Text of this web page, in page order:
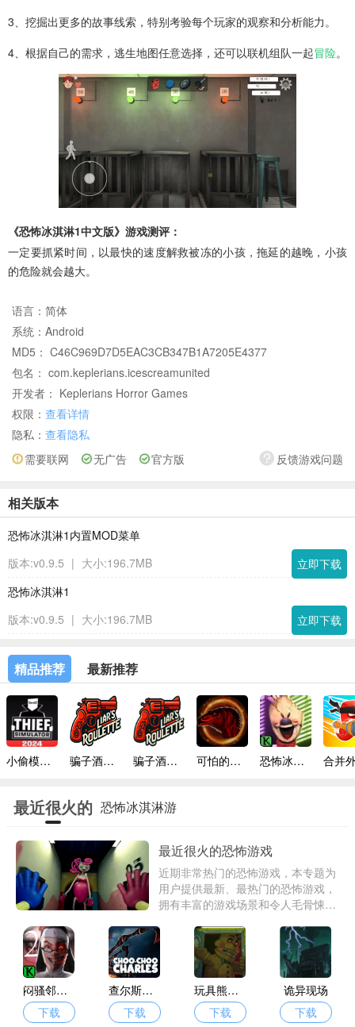
3、挖掘出更多的故事线索，特别考验每个玩家的观察和分析能力。
4、根据自己的需求，逃生地图任意选择，还可以联机组队一起冒险。
《恐怖冰淇淋1中文版》游戏测评：
一定要抓紧时间，以最快的速度解救被冻的小孩，拖延的越晚，小孩
的危险就会越大。
语言： 简体
系统： Android
MD5： C46C969D7D5EAC3CB347B1A7205E4377
包名： com.keplerians.icescreamunited
开发者： Keplerians Horror Games
权限： 查看详情
隐私： 查看隐私
反馈游戏问题
需要联网 无广告 官方版
相关版本
恐怖冰淇淋1内置MOD菜单
版本:v0.9.5 | 大小:196.7MB
立即下载
恐怖冰淇淋1
版本:v0.9.5 | 大小:196.7MB 立即下载
精品推荐 最新推荐
小偷模拟器2内置菜单MOD 骗子酒馆仿制版 骗子酒馆安卓版 可怕的爬行生物恐龙游戏 恐怖冰淇淋1内置MOD菜单
最近很火的 恐怖冰淇淋游
最近很火的恐怖游戏
近期非常热门的恐怖游戏，本专题为
用户提供最新、最热门的恐怖游戏，
拥有丰富的游戏场景和令人毛骨悚然
旅，必须小心躲避危险的怪物，自由
探索，成功逃离此处。喜欢本专题的
玩家赶快下载吧！
闷骚邻居的阿2
下载
查尔斯小火车中文版
下载
玩具熊盒子惊魂
下载
诡异现场
下载